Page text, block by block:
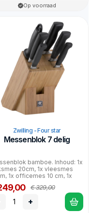
Op voorraad
Zwilling - Four star
Messenblok 7 delig
bamboe. Inhoud: 1x
20cm, 1x vleesmes
1x officemes 10 cm, 1x
€ 329,00
+